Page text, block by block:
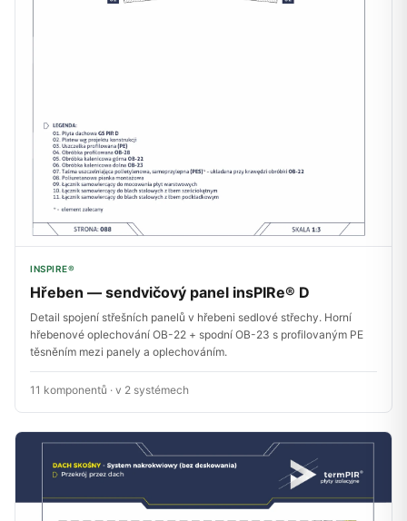
INSPIRE®
Hřeben — sendvičový panel insPIRe® D
Detail spojení střešních panelů v hřebeni sedlové střechy. Horní
hřebenové oplechování OB-22 + spodní OB-23 s profilovaným PE
těsněním mezi panely a oplechováním.
11 komponentů · v 2 systémech